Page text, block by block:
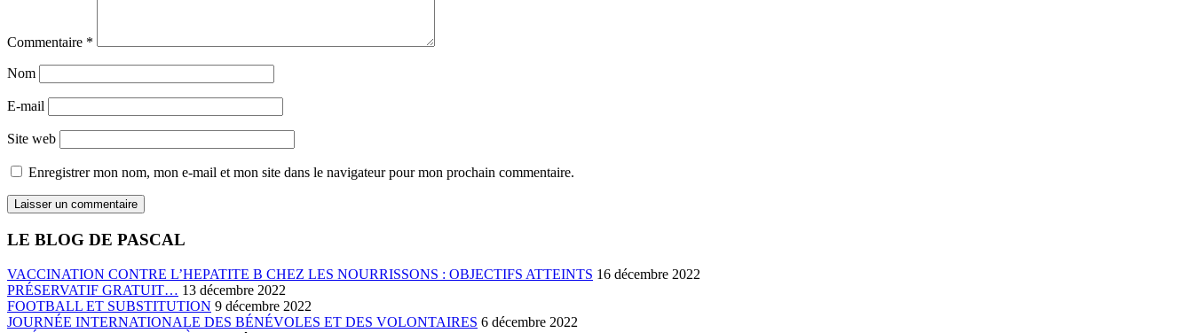
Commentaire *
Nom
E-mail
Site web
Enregistrer mon nom, mon e-mail et mon site dans le navigateur pour mon prochain commentaire.
LE BLOG DE PASCAL
VACCINATION CONTRE L’HEPATITE B CHEZ LES NOURRISSONS : OBJECTIFS ATTEINTS 16 décembre 2022
PRÉSERVATIF GRATUIT… 13 décembre 2022
FOOTBALL ET SUBSTITUTION 9 décembre 2022
JOURNÉE INTERNATIONALE DES BÉNÉVOLES ET DES VOLONTAIRES 6 décembre 2022